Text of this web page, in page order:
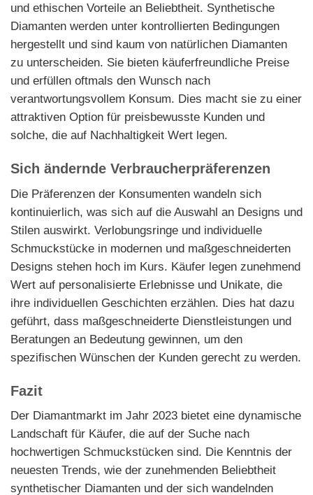
und ethischen Vorteile an Beliebtheit. Synthetische
Diamanten werden unter kontrollierten Bedingungen
hergestellt und sind kaum von natürlichen Diamanten
zu unterscheiden. Sie bieten käuferfreundliche Preise
und erfüllen oftmals den Wunsch nach
verantwortungsvollem Konsum. Dies macht sie zu einer
attraktiven Option für preisbewusste Kunden und
solche, die auf Nachhaltigkeit Wert legen.
Sich ändernde Verbraucherpräferenzen
Die Präferenzen der Konsumenten wandeln sich
kontinuierlich, was sich auf die Auswahl an Designs und
Stilen auswirkt. Verlobungsringe und individuelle
Schmuckstücke in modernen und maßgeschneiderten
Designs stehen hoch im Kurs. Käufer legen zunehmend
Wert auf personalisierte Erlebnisse und Unikate, die
ihre individuellen Geschichten erzählen. Dies hat dazu
geführt, dass maßgeschneiderte Dienstleistungen und
Beratungen an Bedeutung gewinnen, um den
spezifischen Wünschen der Kunden gerecht zu werden.
Fazit
Der Diamantmarkt im Jahr 2023 bietet eine dynamische
Landschaft für Käufer, die auf der Suche nach
hochwertigen Schmuckstücken sind. Die Kenntnis der
neuesten Trends, wie der zunehmenden Beliebtheit
synthetischer Diamanten und der sich wandelnden